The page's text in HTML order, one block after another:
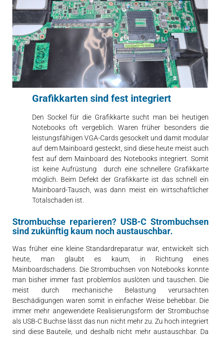
Grafikkarten sind fest integriert
Den Sockel für die Grafikkarte sucht man bei heutigen
Notebooks oft vergeblich. Waren früher besonders die
leistungsfähigen VGA-Cards gesockelt und damit modular
auf dem Mainboard gesteckt, sind diese heute meist auch
fest auf dem Mainboard des Notebooks integriert. Somit
ist keine Aufrüstung durch eine schnellere Grafikkarte
möglich. Beim Defekt der Grafikkarte ist das schnell ein
Mainboard-Tausch, was dann meist ein wirtschaftlicher
Totalschaden ist.
Strombuchse reparieren? USB-C Strombuchsen
sind zukünftig kaum noch austauschbar.
Was früher eine kleine Standardreparatur war, entwickelt sich
heute, man glaubt es kaum, in Richtung eines
Mainboardschadens. Die Strombuchsen von Notebooks konnte
man bisher immer fast problemlos auslöten und tauschen. Die
meist durch mechanische Belastung verursachten
Beschädigungen waren somit in einfacher Weise behebbar. Die
immer mehr angewendete Realisierungsform der Strombuchse
als USB-C Buchse lässt das nun nicht mehr zu. Zu hoch integriert
sind diese Bauteile, und deshalb nicht mehr austauschbar. Da